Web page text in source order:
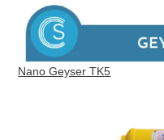
Nano Geyser TK5